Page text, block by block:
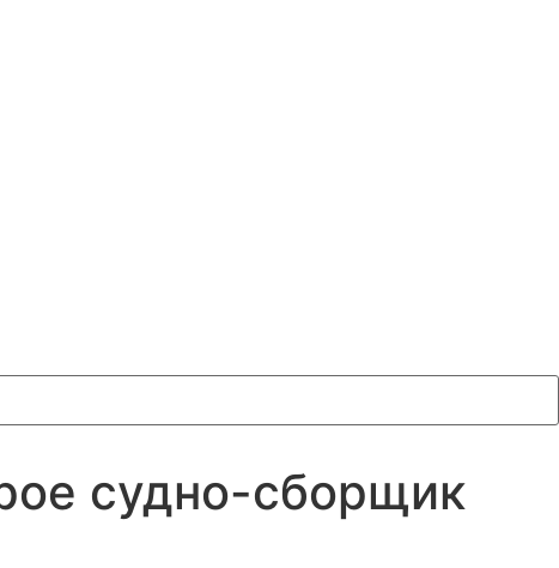
судно-сборщик